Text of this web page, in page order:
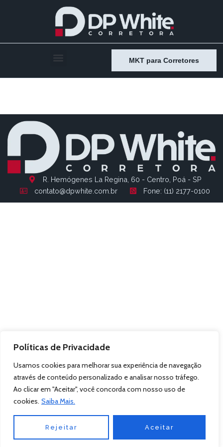
Políticas de Privacidade
Usamos cookies para melhorar sua experiência de navegação
através de conteúdo personalizado e analisar nosso tráfego.
Ao clicar em "Aceitar", você concorda com nosso uso de
cookies. Saiba Mais.
Rejeitar Aceitar
MKT para Corretores
R. Hemógenes La Regina, 60 - Centro, Poá - SP
contato@dpwhite.com.br
Fone: (11) 2177-0100